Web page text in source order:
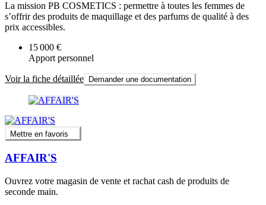
La mission PB COSMETICS : permettre à toutes les femmes de
s’offrir des produits de maquillage et des parfums de qualité à des
prix accessibles.
15 000 €
Apport personnel
Voir la fiche détaillée Demander une documentation
Mettre en favoris
AFFAIR'S
Ouvrez votre magasin de vente et rachat cash de produits de
seconde main.